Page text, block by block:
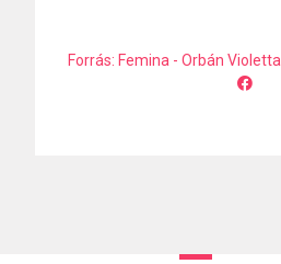
Forrás: Femina - Orbán Violetta